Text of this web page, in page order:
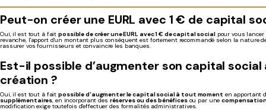
Peut-on créer une EURL avec 1 € de capital
Oui, il est tout à faitpossible de créer une EURL avec 1 € de capital socialpour vous lancer
revanche, l'apport d'un montant plus conséquent est fortement recommandé selon la nature
rassurer vos fournisseurs et convaincre les banques.
Est-il possible d’augmenter son capital social
création ?
Oui, il est tout à faitpossible d'augmenter le capital social à tout moment en apportant
supplémentaires, en incorporant des réserves ou des bénéficesou par une
modification exige toutefois d'effectuer des formalités administratives.